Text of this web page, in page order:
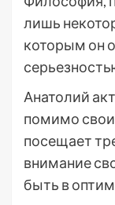
лишь
которым он
Анатолий
помимо
посещает
внимание
быть в